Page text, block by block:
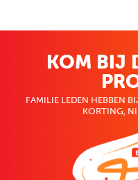
KOM BIJ
FAMILIE LEDEN HEBBEN
KORTING,